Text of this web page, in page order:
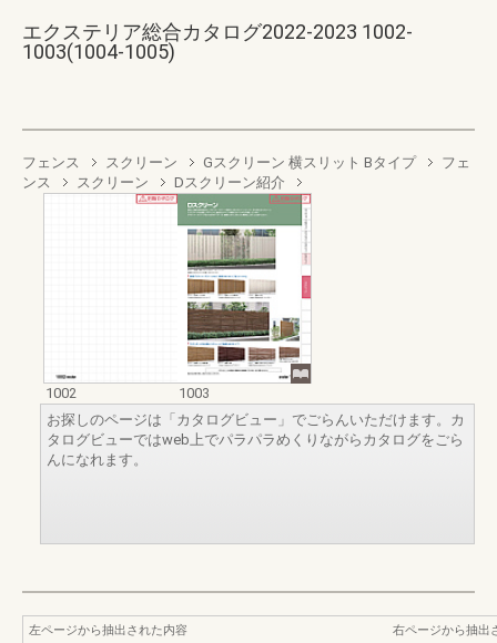
エクステリア総合カタログ2022-2023 1002-
1003(1004-1005)
フェンス スクリーン Gスクリーン 横スリット Bタイプ
フェ
ンス
スクリーン Dスクリーン紹介
1002
1003
お探しのページは「カタログビュー」でごらんいただけます。カ
タログビューではweb上でパラパラめくりながらカタログをごら
んになれます。
左ページから抽出された内容
右ページから抽出